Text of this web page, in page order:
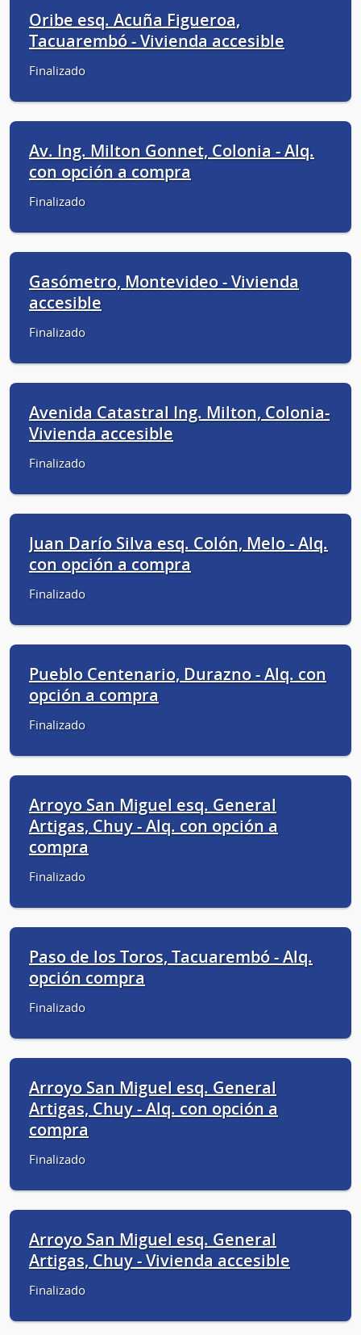
Oribe esq. Acuña Figueroa,
Tacuarembó - Vivienda accesible
Finalizado
Av. Ing. Milton Gonnet, Colonia - Alq.
con opción a compra
Finalizado
Gasómetro, Montevideo - Vivienda
accesible
Finalizado
Avenida Catastral Ing. Milton, Colonia-
Vivienda accesible
Finalizado
Juan Darío Silva esq. Colón, Melo - Alq.
con opción a compra
Finalizado
Pueblo Centenario, Durazno - Alq. con
opción a compra
Finalizado
Arroyo San Miguel esq. General
Artigas, Chuy - Alq. con opción a
compra
Finalizado
Paso de los Toros, Tacuarembó - Alq.
opción compra
Finalizado
Arroyo San Miguel esq. General
Artigas, Chuy - Alq. con opción a
compra
Finalizado
Arroyo San Miguel esq. General
Artigas, Chuy - Vivienda accesible
Finalizado